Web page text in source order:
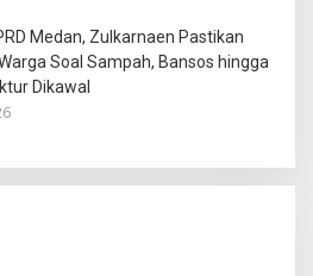
Medan, Zulkarnaen Pastikan
Soal Sampah, Bansos hingga
Dikawal